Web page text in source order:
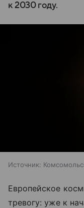
к 2030 году.
Источник:
Европейское
тревогу: уже к